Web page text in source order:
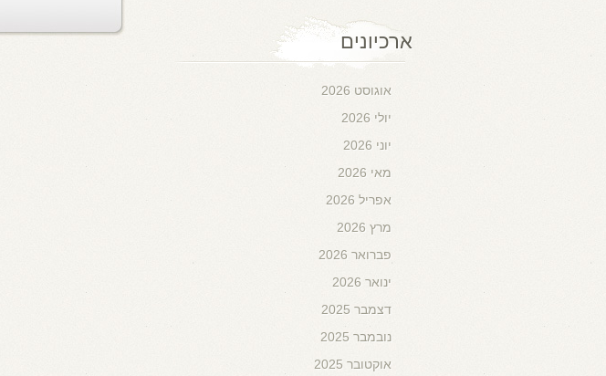
ארכיונים
אוגוסט 2026
יולי 2026
יוני 2026
מאי 2026
אפריל 2026
מרץ 2026
פברואר 2026
ינואר 2026
דצמבר 2025
נובמבר 2025
אוקטובר 2025